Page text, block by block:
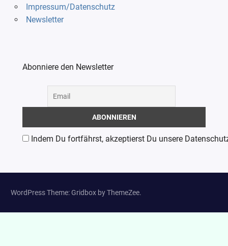
Impressum/Datenschutz
Newsletter
Abonniere den Newsletter
Indem Du fortfährst, akzeptierst Du unsere
WordPress Theme: Gridbox by ThemeZee.